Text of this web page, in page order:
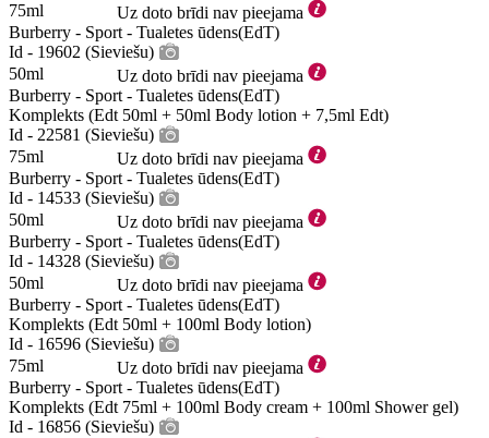
75ml
Uz doto brīdi nav pieejama
Burberry - Sport - Tualetes ūdens(EdT)
Id - 19602 (Sieviešu)
50ml
Uz doto brīdi nav pieejama
Burberry - Sport - Tualetes ūdens(EdT)
Komplekts (Edt 50ml + 50ml Body lotion + 7,5ml Edt)
Id - 22581 (Sieviešu)
75ml
Uz doto brīdi nav pieejama
Burberry - Sport - Tualetes ūdens(EdT)
Id - 14533 (Sieviešu)
50ml
Uz doto brīdi nav pieejama
Burberry - Sport - Tualetes ūdens(EdT)
Id - 14328 (Sieviešu)
50ml
Uz doto brīdi nav pieejama
Burberry - Sport - Tualetes ūdens(EdT)
Komplekts (Edt 50ml + 100ml Body lotion)
Id - 16596 (Sieviešu)
75ml
Uz doto brīdi nav pieejama
Burberry - Sport - Tualetes ūdens(EdT)
Komplekts (Edt 75ml + 100ml Body cream + 100ml Shower gel)
Id - 16856 (Sieviešu)